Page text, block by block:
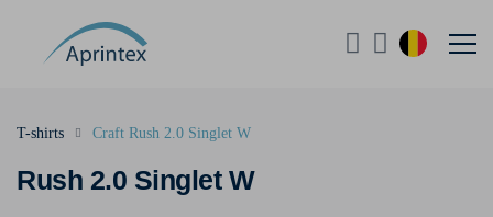
Rush 2.0 Singlet W
T-shirts Craft Rush 2.0 Singlet W